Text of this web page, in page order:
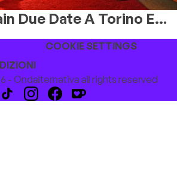
Due Date A Torino E
COOKIE SETTINGS
- Ondalternativa all rights reserved